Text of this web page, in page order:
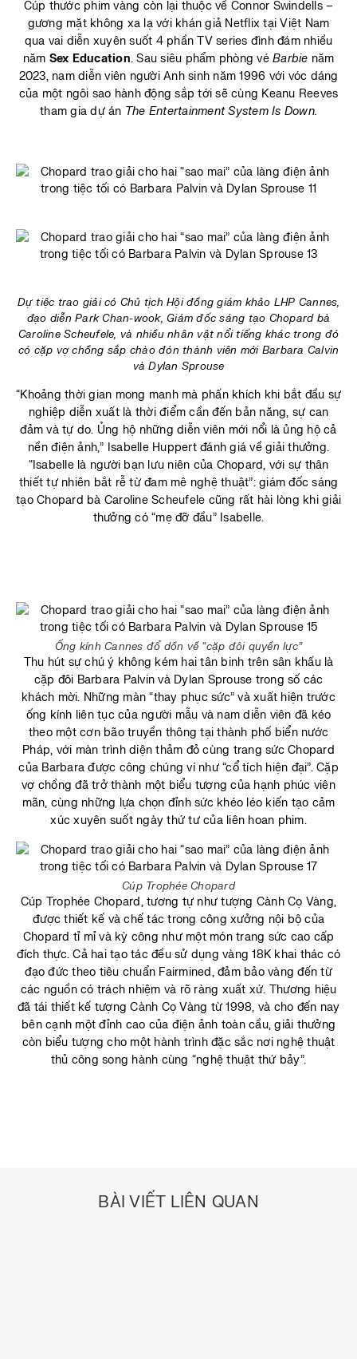
Cúp thước phim vàng còn lại thuộc về Connor Swindells –
gương mặt không xa lạ với khán giả Netflix tại Việt Nam
qua vai diễn xuyên suốt 4 phần TV series đình đám nhiều
năm Sex Education. Sau siêu phẩm phòng vé Barbie năm
2023, nam diễn viên người Anh sinh năm 1996 với vóc dáng
của một ngôi sao hành động sắp tới sẽ cùng Keanu Reeves
tham gia dự án The Entertainment System Is Down.
Dự tiệc trao giải có Chủ tịch Hội đồng giám khảo LHP Cannes,
đạo diễn Park Chan-wook, Giám đốc sáng tạo Chopard bà
Caroline Scheufele, và nhiều nhân vật nổi tiếng khác trong đó
có cặp vợ chồng sắp chào đón thành viên mới Barbara Calvin
và Dylan Sprouse
“Khoảng thời gian mong manh mà phấn khích khi bắt đầu sự
nghiệp diễn xuất là thời điểm cần đến bản năng, sự can
đảm và tự do. Ủng hộ những diễn viên mới nổi là ủng hộ cả
nền điện ảnh,” Isabelle Huppert đánh giá về giải thưởng.
“Isabelle là người bạn lưu niên của Chopard, với sự thân
thiết tự nhiên bắt rễ từ đam mê nghệ thuật”: giám đốc sáng
tạo Chopard bà Caroline Scheufele cũng rất hài lòng khi giải
thưởng có “mẹ đỡ đầu” Isabelle.
Ống kính Cannes đổ dồn về “cặp đôi quyền lực”
Thu hút sự chú ý không kém hai tân binh trên sân khấu là
cặp đôi Barbara Palvin và Dylan Sprouse trong số các
khách mời. Những màn “thay phục sức” và xuất hiện trước
ống kính liên tục của người mẫu và nam diễn viên đã kéo
theo một cơn bão truyền thông tại thành phố biển nước
Pháp, với màn trình diện thảm đỏ cùng trang sức Chopard
của Barbara được công chúng ví như “cổ tích hiện đại”. Cặp
vợ chồng đã trở thành một biểu tượng của hạnh phúc viên
mãn, cùng những lựa chọn đỉnh sức khéo léo kiến tạo cảm
xúc xuyên suốt ngày thứ tư của liên hoan phim.
Cúp Trophée Chopard
Cúp Trophée Chopard, tương tự như tượng Cành Cọ Vàng,
được thiết kế và chế tác trong công xưởng nội bộ của
Chopard tỉ mỉ và kỳ công như một món trang sức cao cấp
đích thực. Cả hai tạo tác đều sử dụng vàng 18K khai thác có
đạo đức theo tiêu chuẩn Fairmined, đảm bảo vàng đến từ
các nguồn có trách nhiệm và rõ ràng xuất xứ. Thương hiệu
đã tái thiết kế tượng Cành Cọ Vàng từ 1998, và cho đến nay
bên cạnh một đỉnh cao của điện ảnh toàn cầu, giải thưởng
còn biểu tượng cho một hành trình đặc sắc nơi nghệ thuật
thủ công song hành cùng “nghệ thuật thứ bảy”.
BÀI VIẾT LIÊN QUAN